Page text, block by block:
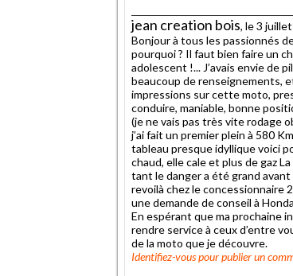
jean creation bois, le 3
Bonjour à tous les passionnés
pourquoi ? Il faut bien faire un
adolescent !... J’avais envie de
beaucoup de renseignements,
impressions sur cette moto,
conduire, maniable, bonne
(je ne vais pas très vite rodage
j’ai fait un premier plein à 580
tableau presque idyllique voici
chaud, elle cale et plus de gaz
tant le danger a été grand
revoilà chez le concessionnaire
une demande de conseil à
En espérant que ma prochaine
rendre service à ceux d’entre
de la moto que je découvre.
Identifiez-vouspour publier un